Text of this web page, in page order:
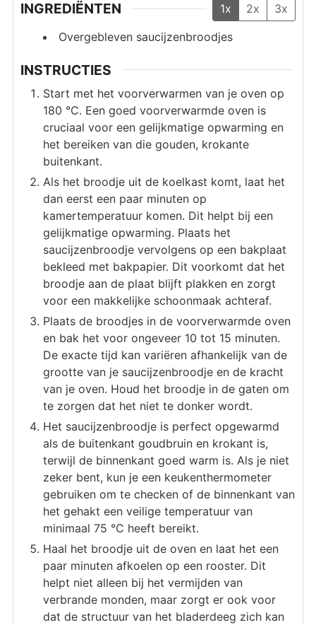
INGREDIËNTEN 1x 2x
3x
Overgebleven saucijzenbroodjes
INSTRUCTIES
Start met het voorverwarmen van je oven op
180 °C. Een goed voorverwarmde oven is
cruciaal voor een gelijkmatige opwarming en
het bereiken van die gouden, krokante
buitenkant.
Als het broodje uit de koelkast komt, laat het
dan eerst een paar minuten op
kamertemperatuur komen. Dit helpt bij een
gelijkmatige opwarming. Plaats het
saucijzenbroodje vervolgens op een bakplaat
bekleed met bakpapier. Dit voorkomt dat het
broodje aan de plaat blijft plakken en zorgt
voor een makkelijke schoonmaak achteraf.
Plaats de broodjes in de voorverwarmde oven
en bak het voor ongeveer 10 tot 15 minuten.
De exacte tijd kan variëren afhankelijk van de
grootte van je saucijzenbroodje en de kracht
van je oven. Houd het broodje in de gaten om
te zorgen dat het niet te donker wordt.
Het saucijzenbroodje is perfect opgewarmd
als de buitenkant goudbruin en krokant is,
terwijl de binnenkant goed warm is. Als je niet
zeker bent, kun je een keukenthermometer
gebruiken om te checken of de binnenkant van
het gehakt een veilige temperatuur van
minimaal 75 °C heeft bereikt.
Haal het broodje uit de oven en laat het een
paar minuten afkoelen op een rooster. Dit
helpt niet alleen bij het vermijden van
verbrande monden, maar zorgt er ook voor
dat de structuur van het bladerdeeg zich kan